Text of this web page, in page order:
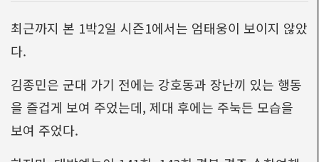
최근까지 본 1박2일 시즌1에서는 엄태웅이 보이지 않았
다.
김종민은 군대 가기 전에는 강호동과 장난끼 있는 행동
을 즐겁게 보여 주었는데, 제대 후에는 주눅든 모습을
보여 주었다.